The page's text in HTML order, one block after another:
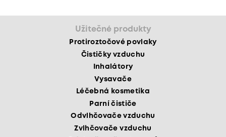
Užitečné produkty
Protiroztočové povlaky
Čističky vzduchu
Inhalátory
Vysavače
Léčebná kosmetika
Parní čističe
Odvlhčovače vzduchu
Zvlhčovače vzduchu